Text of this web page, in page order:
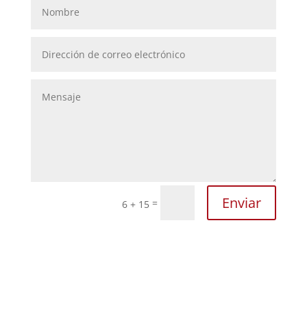
6 + 15 = Enviar